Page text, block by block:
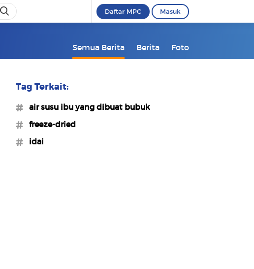
Daftar MPC Masuk
Semua Berita Berita Foto
Tag Terkait:
#air susu ibu yang dibuat bubuk
#freeze-dried
#idai